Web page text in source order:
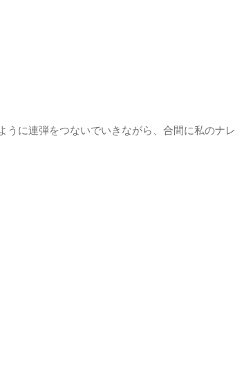
うに連弾をつないでいきながら、合間に私のナレ